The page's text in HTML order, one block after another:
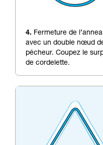
4. Fermeture de
avec un double nœud
pêcheur. Coupez le
de cordelette.